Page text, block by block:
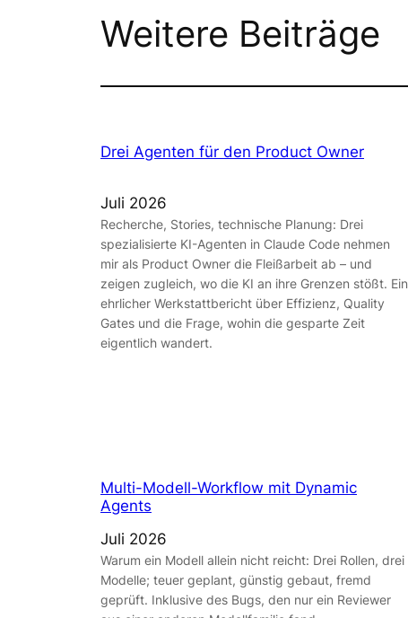
Weitere Beiträge
Drei Agenten für den Product Owner
Juli 2026
Recherche, Stories, technische Planung: Drei
spezialisierte KI-Agenten in Claude Code nehmen
mir als Product Owner die Fleißarbeit ab – und
zeigen zugleich, wo die KI an ihre Grenzen stößt. Ein
ehrlicher Werkstattbericht über Effizienz, Quality
Gates und die Frage, wohin die gesparte Zeit
eigentlich wandert.
Multi-Modell-Workflow mit Dynamic
Agents
Juli 2026
Warum ein Modell allein nicht reicht: Drei Rollen, drei
Modelle; teuer geplant, günstig gebaut, fremd
geprüft. Inklusive des Bugs, den nur ein Reviewer